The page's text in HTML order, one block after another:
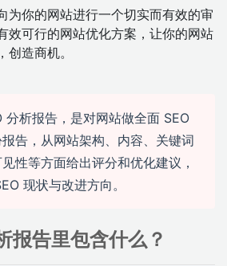
为你的网站进行一个切实而有效的审
效可行的网站优化方案，让你的网站
造商机。
分析报告，是对网站做全面 SEO
告，从网站架构、内容、关键词
性等方面给出评分和优化建议，
现状与改进方向。
报告里包含什么？